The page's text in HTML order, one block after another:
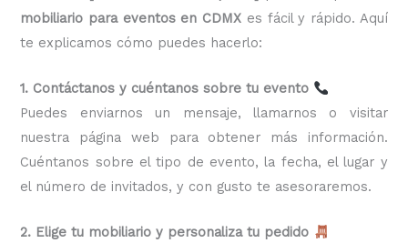
mobiliario para eventos en CDMX es fácil y rápido. Aquí
te explicamos cómo puedes hacerlo:
1. Contáctanos y cuéntanos sobre tu evento
Puedes enviarnos un mensaje, llamarnos o visitar
nuestra página web para obtener más información.
Cuéntanos sobre el tipo de evento, la fecha, el lugar y
el número de invitados, y con gusto te asesoraremos.
2. Elige tu mobiliario y personaliza tu pedido